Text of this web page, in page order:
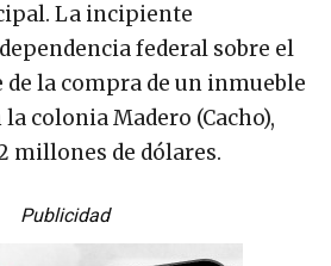
La incipiente
federal sobre el
la compra de un inmueble
la colonia Madero (Cacho),
millones de dólares.
Publicidad